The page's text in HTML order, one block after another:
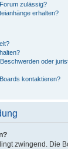
zulässig?
erhalten?
oder
kontaktieren?
zwingend. Die